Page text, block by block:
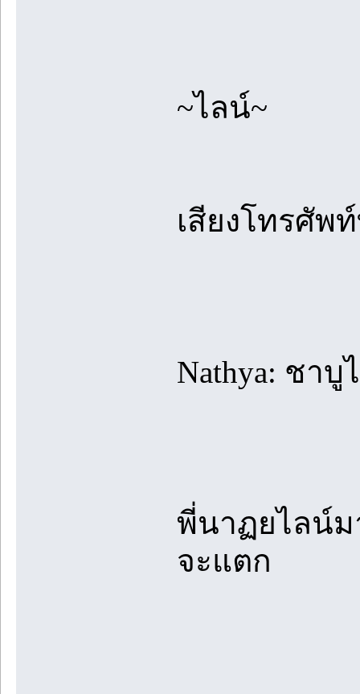
~ไลน์~
เสียงโทรศัพ
Nathya: ชาบู
พี่นาฏยไลน์ม
จะแตก